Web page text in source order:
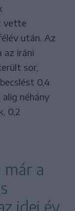
vette
után. Az
az iráni
sor,
0,4
néhány
0,2
a
idei év